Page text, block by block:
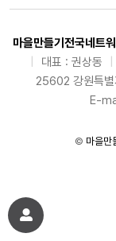
마을만들기전국네
대표 : 권상동
25602 강원특
E-
© 마을만